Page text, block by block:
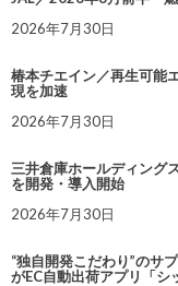
2026年7月30日
椿本チエイン／再生可能
現を加速
2026年7月30日
三井倉庫ホールディング
を開発・導入開始
2026年7月30日
“独自開発こだわり”のサ
がEC自動出荷アプリ「シ